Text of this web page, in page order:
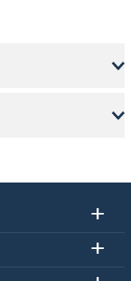
efectivamente el
vacío Nutube de
el sonido de
+
+